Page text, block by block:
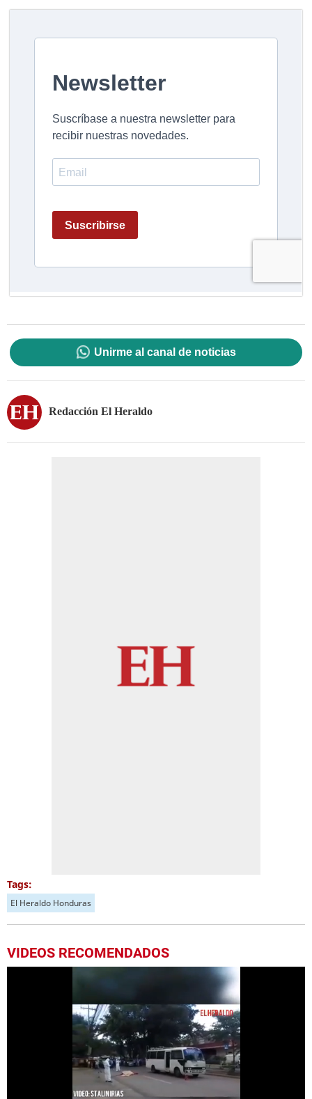
Unirme al canal de noticias
Redacción El Heraldo
Tags:
El Heraldo Honduras
VIDEOS RECOMENDADOS